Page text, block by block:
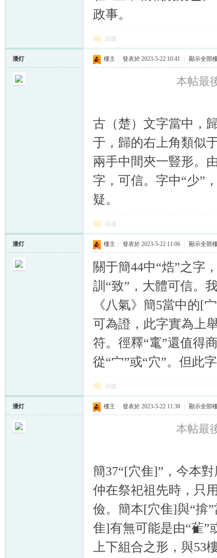
政事。
回復
潘灯 樓主 發表於 2023-5-22 10:41 顯示全部
本帖最
古（楚）文字當中，
于，歸的右上角類似
兩手中間夾一豎形。
字，可信。字中“少”
疑。
回復
潘灯 樓主 發表於 2023-5-22 11:06 顯示全部
關于簡44中“焅”之字
訓“致”，大體可信。
《八氣》簡5當中的[
可為證，此字實為上
符。徑釋“竃”還值得
從“宀”或“穴”。但此
回復
潘灯 樓主 發表於 2023-5-22 11:38 顯示全部
本帖最
簡37“[穴隹]”，今本
仲在祭祀祖先時，只
儉。簡本[穴隹]與“揜
隹]有無可能是由“雈”
上下組合之形，與53